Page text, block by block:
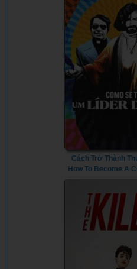
Cách Trở Thành
How To Become A